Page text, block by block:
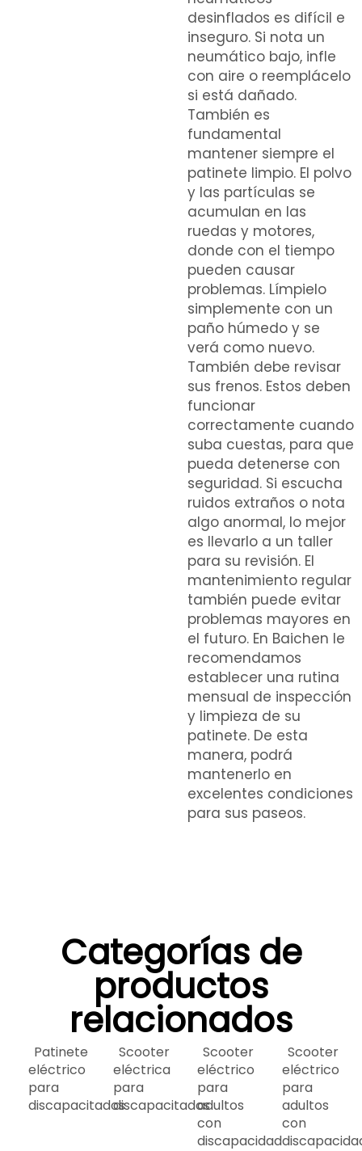
desinflados es difícil e
inseguro. Si nota un
neumático bajo, infle
con aire o reemplácelo
si está dañado.
También es
fundamental
mantener siempre el
patinete limpio. El polvo
y las partículas se
acumulan en las
ruedas y motores,
donde con el tiempo
pueden causar
problemas. Límpielo
simplemente con un
paño húmedo y se
verá como nuevo.
También debe revisar
sus frenos. Estos deben
funcionar
correctamente cuando
suba cuestas, para que
pueda detenerse con
seguridad. Si escucha
ruidos extraños o nota
algo anormal, lo mejor
es llevarlo a un taller
para su revisión. El
mantenimiento regular
también puede evitar
problemas mayores en
el futuro. En Baichen le
recomendamos
establecer una rutina
mensual de inspección
y limpieza de su
patinete. De esta
manera, podrá
mantenerlo en
excelentes condiciones
para sus paseos.
Categorías de
productos
relacionados
Patinete
eléctrico
para
discapacitados
Scooter
eléctrica
para
discapacitados
Scooter
eléctrico
para
adultos
con
discapacidad
Scooter
eléctrico
para
adultos
con